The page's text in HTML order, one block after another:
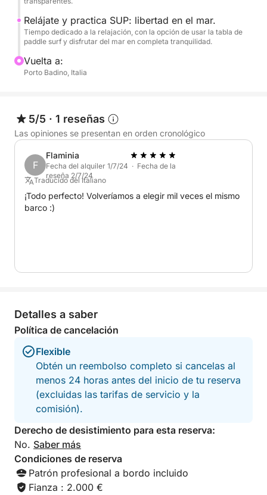
snacks, café, té y una tabla de paddle surf (SUP)
para disfrutar del mar con total libertad.
El tour se realiza de 9:00 a 19:00 y está disponible
descubrir Ponza y Palmarola con estilo, amplitud y
total relajación.
Relájate y practica SUP: libertad en el mar.
Tiempo dedicado a la relajación, con la opción de usar la tabla de
paddle surf y disfrutar del mar en completa tranquilidad.
Vuelta a:
Porto Badino, Italia
5/5 · 1 reseñas
Las opiniones se presentan en orden cronológico
F
Flaminia
Fecha del alquiler 1/7/24 · Fecha de la
reseña 2/7/24
Traducido del Italiano
¡Todo perfecto! Volveríamos a elegir mil veces el mismo
barco :)
Detalles a saber
Política de cancelación
Flexible
Obtén un reembolso completo si cancelas al
menos 24 horas antes del inicio de tu reserva
(excluidas las tarifas de servicio y la
comisión).
Derecho de desistimiento para esta reserva:
No. Saber más
Condiciones de reserva
Patrón profesional a bordo incluido
Fianza : 2.000 €